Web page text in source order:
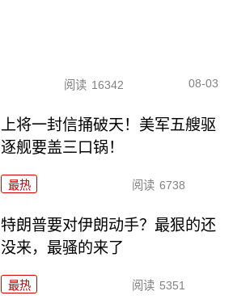
阅读 16342 08-03
上将一封信捅破天！美军五艘驱
逐舰要盖三口锅！
最热 阅读 6738
特朗普要对伊朗动手？最狠的还
没来，最骚的来了
最热 阅读 5351